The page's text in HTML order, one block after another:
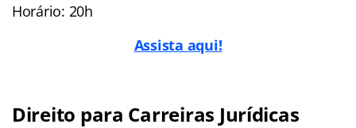
Horário: 20h
Assista aqui!
Direito para Carreiras Jurídicas